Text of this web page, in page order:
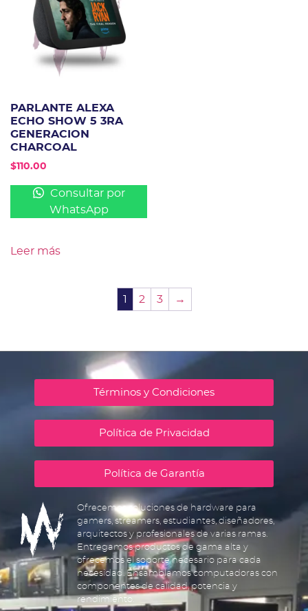
PARLANTE ALEXA
ECHO SHOW 5 3RA
GENERACION
CHARCOAL
$110.00
Consultar por
WhatsApp
Leer más
1 2 3 →
Términos y Condiciones
Política de Privacidad
Política de Garantía
Ofrecemos soluciones de hardware para
gamers, streamers, estudiantes, diseñadores,
arquitectos y profesionales de varias ramas.
Entregamos productos de gama alta y
ofrecemos el soporte necesario para cada
necesidad. Ensamblamos computadoras con
componentes de calidad, potencia y
rendimiento.